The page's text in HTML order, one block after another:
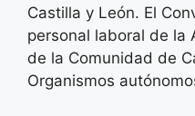
Castilla y León. El
personal laboral de la
de la Comunidad de
Organismos